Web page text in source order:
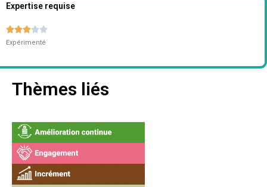
Expertise requise

Expérimenté
Thèmes liés